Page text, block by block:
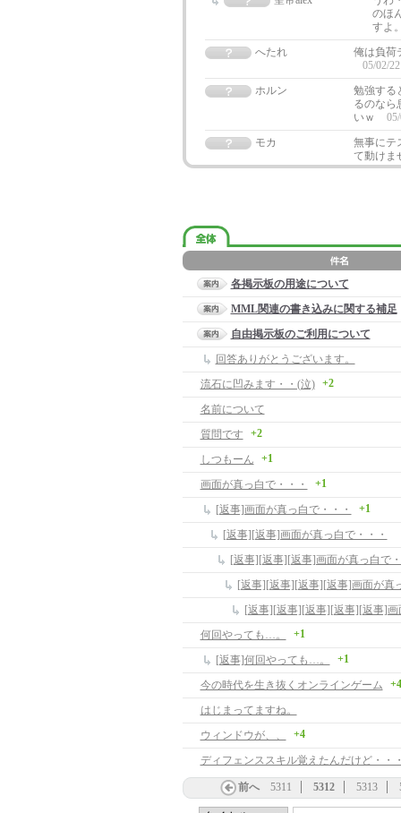
のほ
すよ
へたれ
俺は負荷
05/02/
ホルン
勉強する
るのなら
いｗ
モカ
無事にテ
て動けま
各掲示板の用途について
MML関連の書き込みに関する補足
自由掲示板のご利用について
回答ありがとうございます。
流石に凹みます・・(泣)
+2
名前について
質問です
+2
しつもーん +1
画面が真っ白で・・・ +1
[返事]画面が真っ白で・・・ +1
[返事][返事]画面が真っ白で・・・
[返事][返事][返事]画面が真っ白で
[返事][返事][返事][返事]画面が真
[返事][返事][返事][返事][返事]画
何回やっても…。
+1
[返事]何回やっても…。 +1
今の時代を生き抜くオンラインゲーム +4
はじまってますね。
ウィンドウが、、
+4
ディフェンススキル覚えたんだけど・・
前へ 5311 5312 5313